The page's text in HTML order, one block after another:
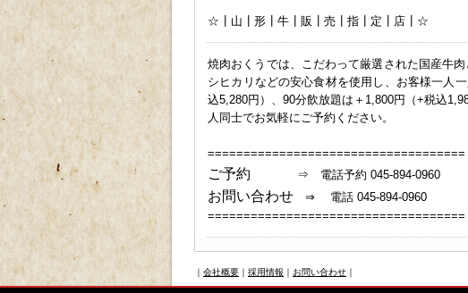
☆┃山┃形┃牛┃販┃売┃指┃定┃店┃☆
焼肉おくうでは、こだわって厳選された国産牛
シヒカリなどの安心食材を使用し、お客様一人
込5,280円）、90分飲放題は＋1,800円（+税込
人同士でお気軽にご予約ください。
====================================
ご予約 ⇒ 電話予約 045-894-0960
お問い合わせ ⇒ 電話 045-894-
====================================
｜ 会社概要 ｜ 採用情報 ｜ お問い合わせ ｜